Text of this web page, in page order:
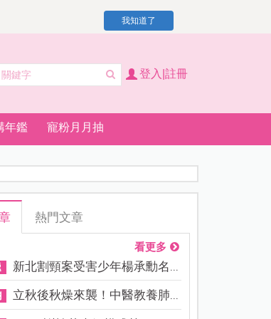
我知道了
登入|註冊
年鑑 寵粉月月抽
熱門文章
看更多
新北割頸案受害少年楊承勳名...
立秋後秋燥來襲！中醫教養肺...